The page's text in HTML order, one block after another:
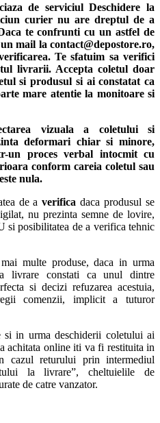
de serviciul Deschidere la
curier nu are dreptul de a
te confrunti cu un astfel de
mail la contact@depostore.ro,
Te sfatuim sa verifici
livrarii. Accepta coletul doar
si produsul si ai constatat ca
mare atentie la monitoare si
vizuala a coletului si
deformari chiar si minore,
un proces verbal intocmit cu
conform careia coletul sau
nula.
de averifica daca produsul se
nu prezinta semne de lovire,
si posibilitatea de a verifica tehnic
multe produse, daca in urma
livrare constati ca unul dintre
si decizi refuzarea acestuia,
comenzii, implicit a tuturor
si in urma deschiderii coletului ai
achitata online iti va fi restituita in
returului prin intermediul
la livrare”, cheltuielile de
de catre vanzator.